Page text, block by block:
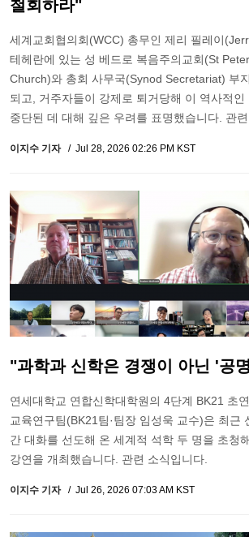
철회하라"
세계교회협의회(WCC) 총무인 제리 필레이
테헤란에 있는 성 베드로 복음주의교회(St
Church)와 총회 사무국(Synod Secretariat) 부
되고, 거주자들이 강제로 퇴거당해 이 역사적
중단된 데 대해 깊은 우려를 표명했습니다. 관
이지수 기자 Jul 28, 2026 02:26 PM KST
"과학과 신학은 경쟁이 아닌 '공
연세대학교 연합신학대학원의 4단계 BK21 초
교육연구팀(BK21팀·팀장 임성욱 교수)은 최근
간 대화를 선도해 온 세계적 석학 두 명을 초청
강연을 개최했습니다. 관련 소식입니다.
이지수 기자 Jul 26, 2026 07:03 AM KST